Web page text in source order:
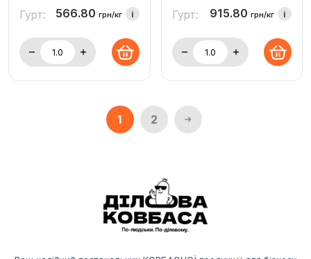
Гурт: 566.80 грн/кг i Гурт: 915.80 грн/кг i
1 2